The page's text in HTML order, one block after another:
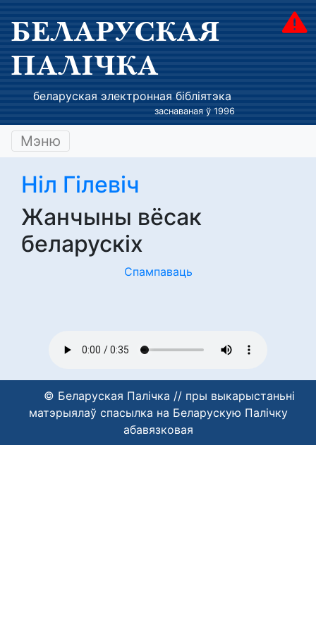
БЕЛАРУСКАЯ
ПАЛІЧКА
беларуская электронная бібліятэка
заснаваная ў 1996
Мэню
Ніл Гілевіч
Жанчыны вёсак
беларускіх
Спампаваць
© Беларуская Палічка // пры выкарыстаньні
матэрыялаў спасылка на Беларускую Палічку
абавязковая